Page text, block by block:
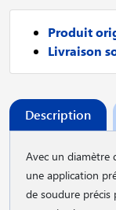
Produit
Livraison
Description
Avec un diamètre
une application
de soudure précis